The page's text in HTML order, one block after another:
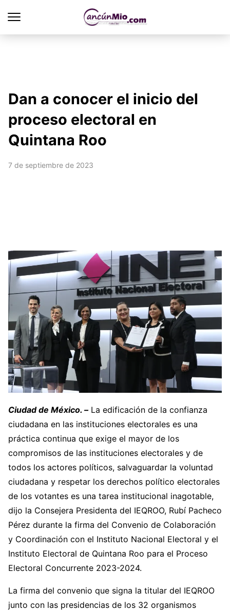
Dan a conocer el inicio del
proceso electoral en
Quintana Roo
7 de septiembre de 2023
Ciudad de México. –La edificación de la confianza
ciudadana en las instituciones electorales es una
práctica continua que exige el mayor de los
compromisos de las instituciones electorales y de
todos los actores políticos, salvaguardar la voluntad
ciudadana y respetar los derechos político electorales
de los votantes es una tarea institucional inagotable,
dijo la Consejera Presidenta del IEQROO, Rubí Pacheco
Pérez durante la firma del Convenio de Colaboración
y Coordinación con el Instituto Nacional Electoral y el
Instituto Electoral de Quintana Roo para el Proceso
Electoral Concurrente 2023-2024.
La firma del convenio que signa la titular del IEQROO
junto con las presidencias de los 32 organismos